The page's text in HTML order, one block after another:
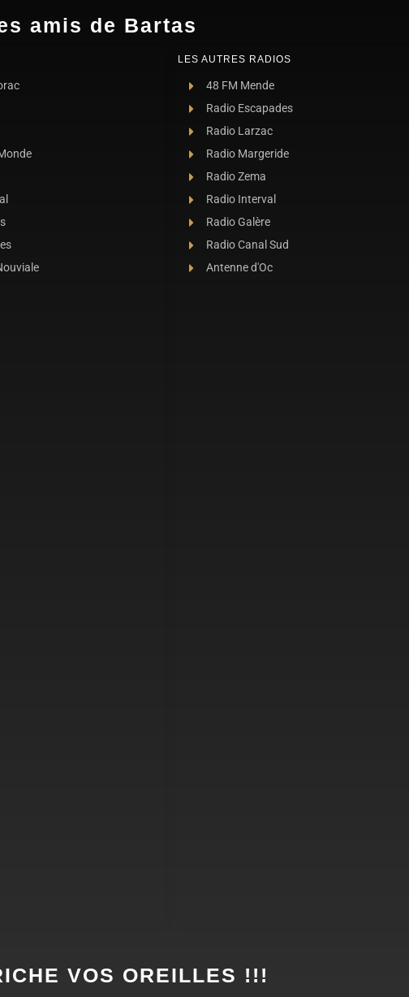
amis de Bartas
LES AUTRES RADIOS
48 FM Mende
Radio Escapades
Radio Larzac
Radio Margeride
Radio Zema
Radio Interval
Radio Galère
Radio Canal Sud
Antenne d'Oc
VOS OREILLES !!!